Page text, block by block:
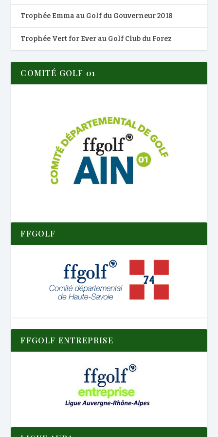
Trophée Emma au Golf du Gouverneur 2018
Trophée Vert for Ever au Golf Club du Forez
COMITÉ GOLF 01
FFGOLF
FFGOLF ENTREPRISE